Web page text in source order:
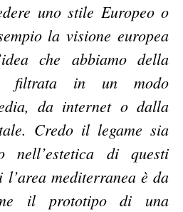
uno stile Europeo o
la visione europea
che abbiamo della
filtrata in un modo
da internet o dalla
Credo il legame sia
nell’estetica di questi
mediterranea è da
il prototipo di una